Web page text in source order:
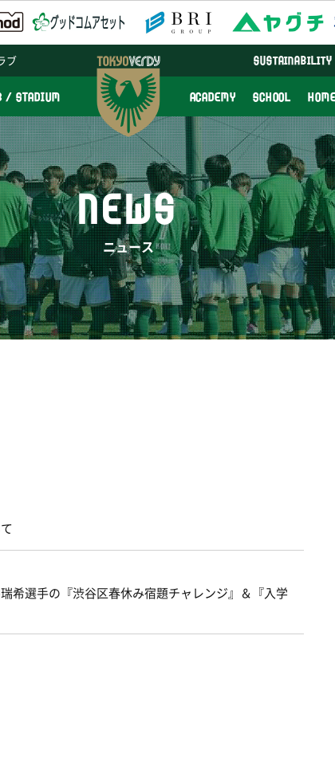
ブ SUSTAINABILITY
/ STADIUM ACADEMY SCHOOL
NEWS
ニュース
希選手の『渋谷区春休み宿題チャレンジ』＆『入学